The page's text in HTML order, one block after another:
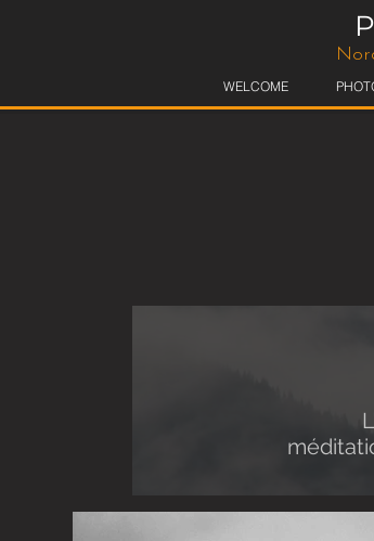
WELCOME